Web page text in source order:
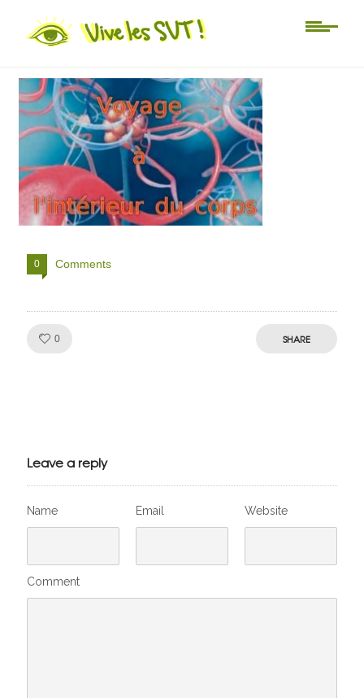
Non classé
voyagecorps
0 Comments
0 SHARE
Leave a reply
Name Email Website
Comment